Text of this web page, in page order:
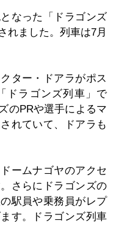
なった「ドラゴンズ
れました。列車は7月
ター・ドアラがポス
ドラゴンズ列車」で
のPRや選手によるマ
れていて、ドアラも
ームナゴヤのアクセ
さらにドラゴンズの
駅員や乗務員がレプ
す。ドラゴンズ列車